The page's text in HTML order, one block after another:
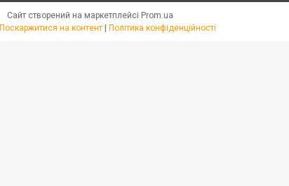
Сайт створений на маркетплейсі Prom.ua
Поскаржитися на контент Політика конфіденційності